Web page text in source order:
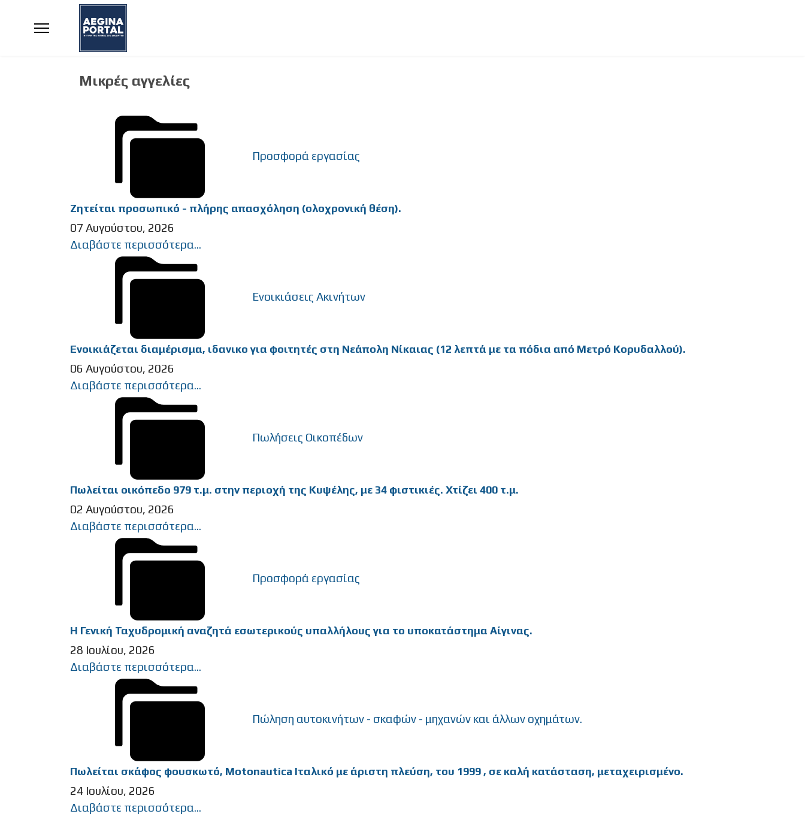
Μικρές αγγελίες
Προσφορά εργασίας
Ζητείται προσωπικό - πλήρης απασχόληση (ολοχρονική θέση).
07 Αυγούστου, 2026
Διαβάστε περισσότερα...
Ενοικιάσεις Ακινήτων
Ενοικιάζεται διαμέρισμα, ιδανικο για φοιτητές στη Νεάπολη Νίκαιας (12 λεπτά με τα πόδια από Μετρό Κορυδαλλού).
06 Αυγούστου, 2026
Διαβάστε περισσότερα...
Πωλήσεις Οικοπέδων
Πωλείται οικόπεδο 979 τ.μ. στην περιοχή της Κυψέλης, με 34 φιστικιές. Χτίζει 400 τ.μ.
02 Αυγούστου, 2026
Διαβάστε περισσότερα...
Προσφορά εργασίας
Η Γενική Ταχυδρομική αναζητά εσωτερικούς υπαλλήλους για το υποκατάστημα Αίγινας.
28 Ιουλίου, 2026
Διαβάστε περισσότερα...
Πώληση αυτοκινήτων - σκαφών - μηχανών και άλλων οχημάτων.
Πωλείται σκάφος φουσκωτό, Motonautica Ιταλικό με άριστη πλεύση, του 1999 , σε καλή κατάσταση, μεταχειρισμένο.
24 Ιουλίου, 2026
Διαβάστε περισσότερα...